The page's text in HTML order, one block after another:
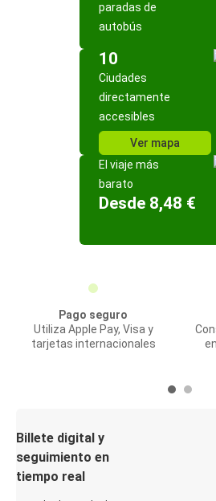
paradas de
autobús
10
Ciudades
directamente
accesibles
Ver mapa
El viaje más
barato
Desde 8,48 €
Pago seguro
Utiliza Apple Pay, Visa y
tarjetas internacionales
Billete digital y
seguimiento en
tiempo real